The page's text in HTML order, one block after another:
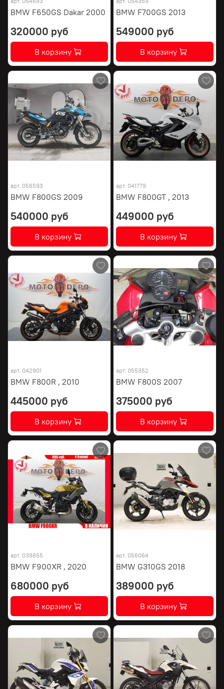
BMW F650GS Dakar 2000
320000 руб
В корзину
BMW F700GS 2013
549000 руб
В корзину
арт. 056593
BMW F800GS 2009
540000 руб
В корзину
арт. 041779
BMW F800GT , 2013
449000 руб
В корзину
арт. 042901
BMW F800R , 2010
445000 руб
В корзину
арт. 055352
BMW F800S 2007
375000 руб
В корзину
арт. 038655
BMW F900XR , 2020
680000 руб
В корзину
арт. 056064
BMW G310GS 2018
389000 руб
В корзину